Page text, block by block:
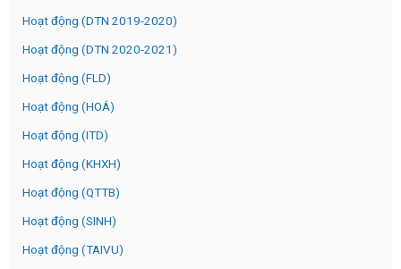
Hoạt động (DTN 2019-2020)
Hoạt động (DTN 2020-2021)
Hoạt động (FLD)
Hoạt động (HOÁ)
Hoạt động (ITD)
Hoạt động (KHXH)
Hoạt động (QTTB)
Hoạt động (SINH)
Hoạt động (TAIVU)